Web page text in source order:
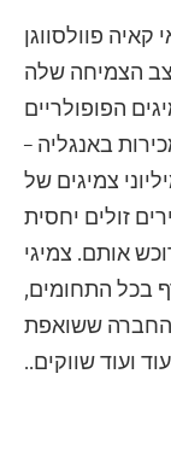
פוולסווגן
הצמיחה שלה
הפופולריים
באנגליה –
צמיגים של
זולים יחסית
אותם. צמיגי
בכל התחומים,
ששואפת
ועוד שווקים..